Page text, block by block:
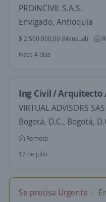
PROINCIVIL S.A.S.
Envigado, Antioquia
$ 2.500.000,00 (Mensual)
Hace 4 días
Ing Civil / Arquitecto
VIRTUAL ADVISORS SAS
Bogotá, D.C., Bogotá,
Remoto
17 de julio
Se precisa Urgente